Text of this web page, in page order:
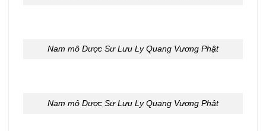
Nam mô Dược Sư Lưu Ly Quang Vương Phật
Nam mô Dược Sư Lưu Ly Quang Vương Phật